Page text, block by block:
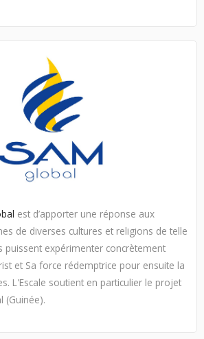
est d’apporter une réponse aux
de diverses cultures et religions de telle
puissent expérimenter concrètement
et Sa force rédemptrice pour ensuite la
L'Escale soutient en particulier le projet
(Guinée).